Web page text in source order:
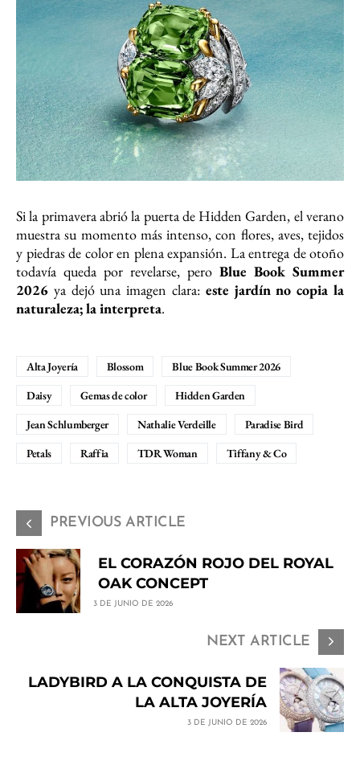
Si la primavera abrió la puerta de Hidden Garden, el verano
muestra su momento más intenso, con flores, aves, tejidos
y piedras de color en plena expansión. La entrega de otoño
todavía queda por revelarse, pero Blue Book Summer
2026 ya dejó una imagen clara: este jardín no copia la
naturaleza; la interpreta.
Alta Joyería Blossom
Blue Book Summer 2026
Daisy
Gemas de color
Hidden Garden
Jean Schlumberger
Nathalie Verdeille
Paradise Bird
Petals
Raffia TDR Woman Tiffany & Co
PREVIOUS ARTICLE
EL CORAZÓN ROJO DEL ROYAL
OAK CONCEPT
3 DE JUNIO DE 2026
NEXT ARTICLE
LADYBIRD A LA CONQUISTA DE
LA ALTA JOYERÍA
3 DE JUNIO DE 2026